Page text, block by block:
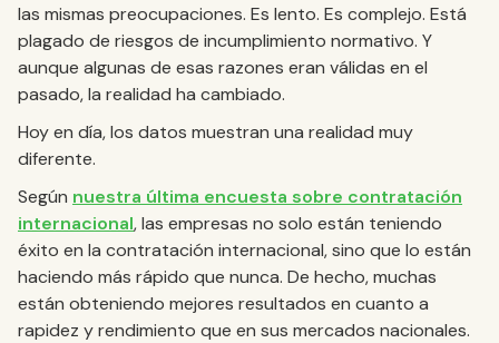
las mismas preocupaciones. Es lento. Es complejo. Está
plagado de riesgos de incumplimiento normativo. Y
aunque algunas de esas razones eran válidas en el
pasado, la realidad ha cambiado.
Hoy en día, los datos muestran una realidad muy
diferente.
Según nuestra última encuesta sobre contratación
internacional, las empresas no solo están teniendo
éxito en la contratación internacional, sino que lo están
haciendo más rápido que nunca. De hecho, muchas
están obteniendo mejores resultados en cuanto a
rapidez y rendimiento que en sus mercados nacionales.